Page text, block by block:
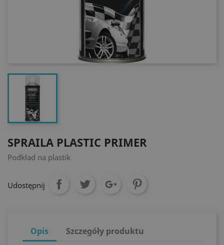
SPRAILA PLASTIC PRIMER
Podkład na plastik
Udostępnij
Opis Szczegóły produktu